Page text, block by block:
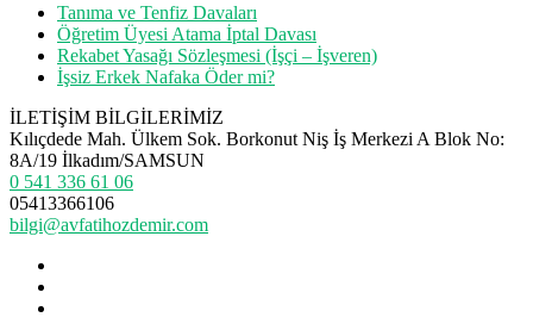
Tanıma ve Tenfiz Davaları
Öğretim Üyesi Atama İptal Davası
Rekabet Yasağı Sözleşmesi (İşçi – İşveren)
İşsiz Erkek Nafaka Öder mi?
İLETİŞİM BİLGİLERİMİZ
Kılıçdede Mah. Ülkem Sok. Borkonut Niş İş Merkezi A Blok No:
8A/19 İlkadım/SAMSUN
0 541 336 61 06
05413366106
bilgi@avfatihozdemir.com